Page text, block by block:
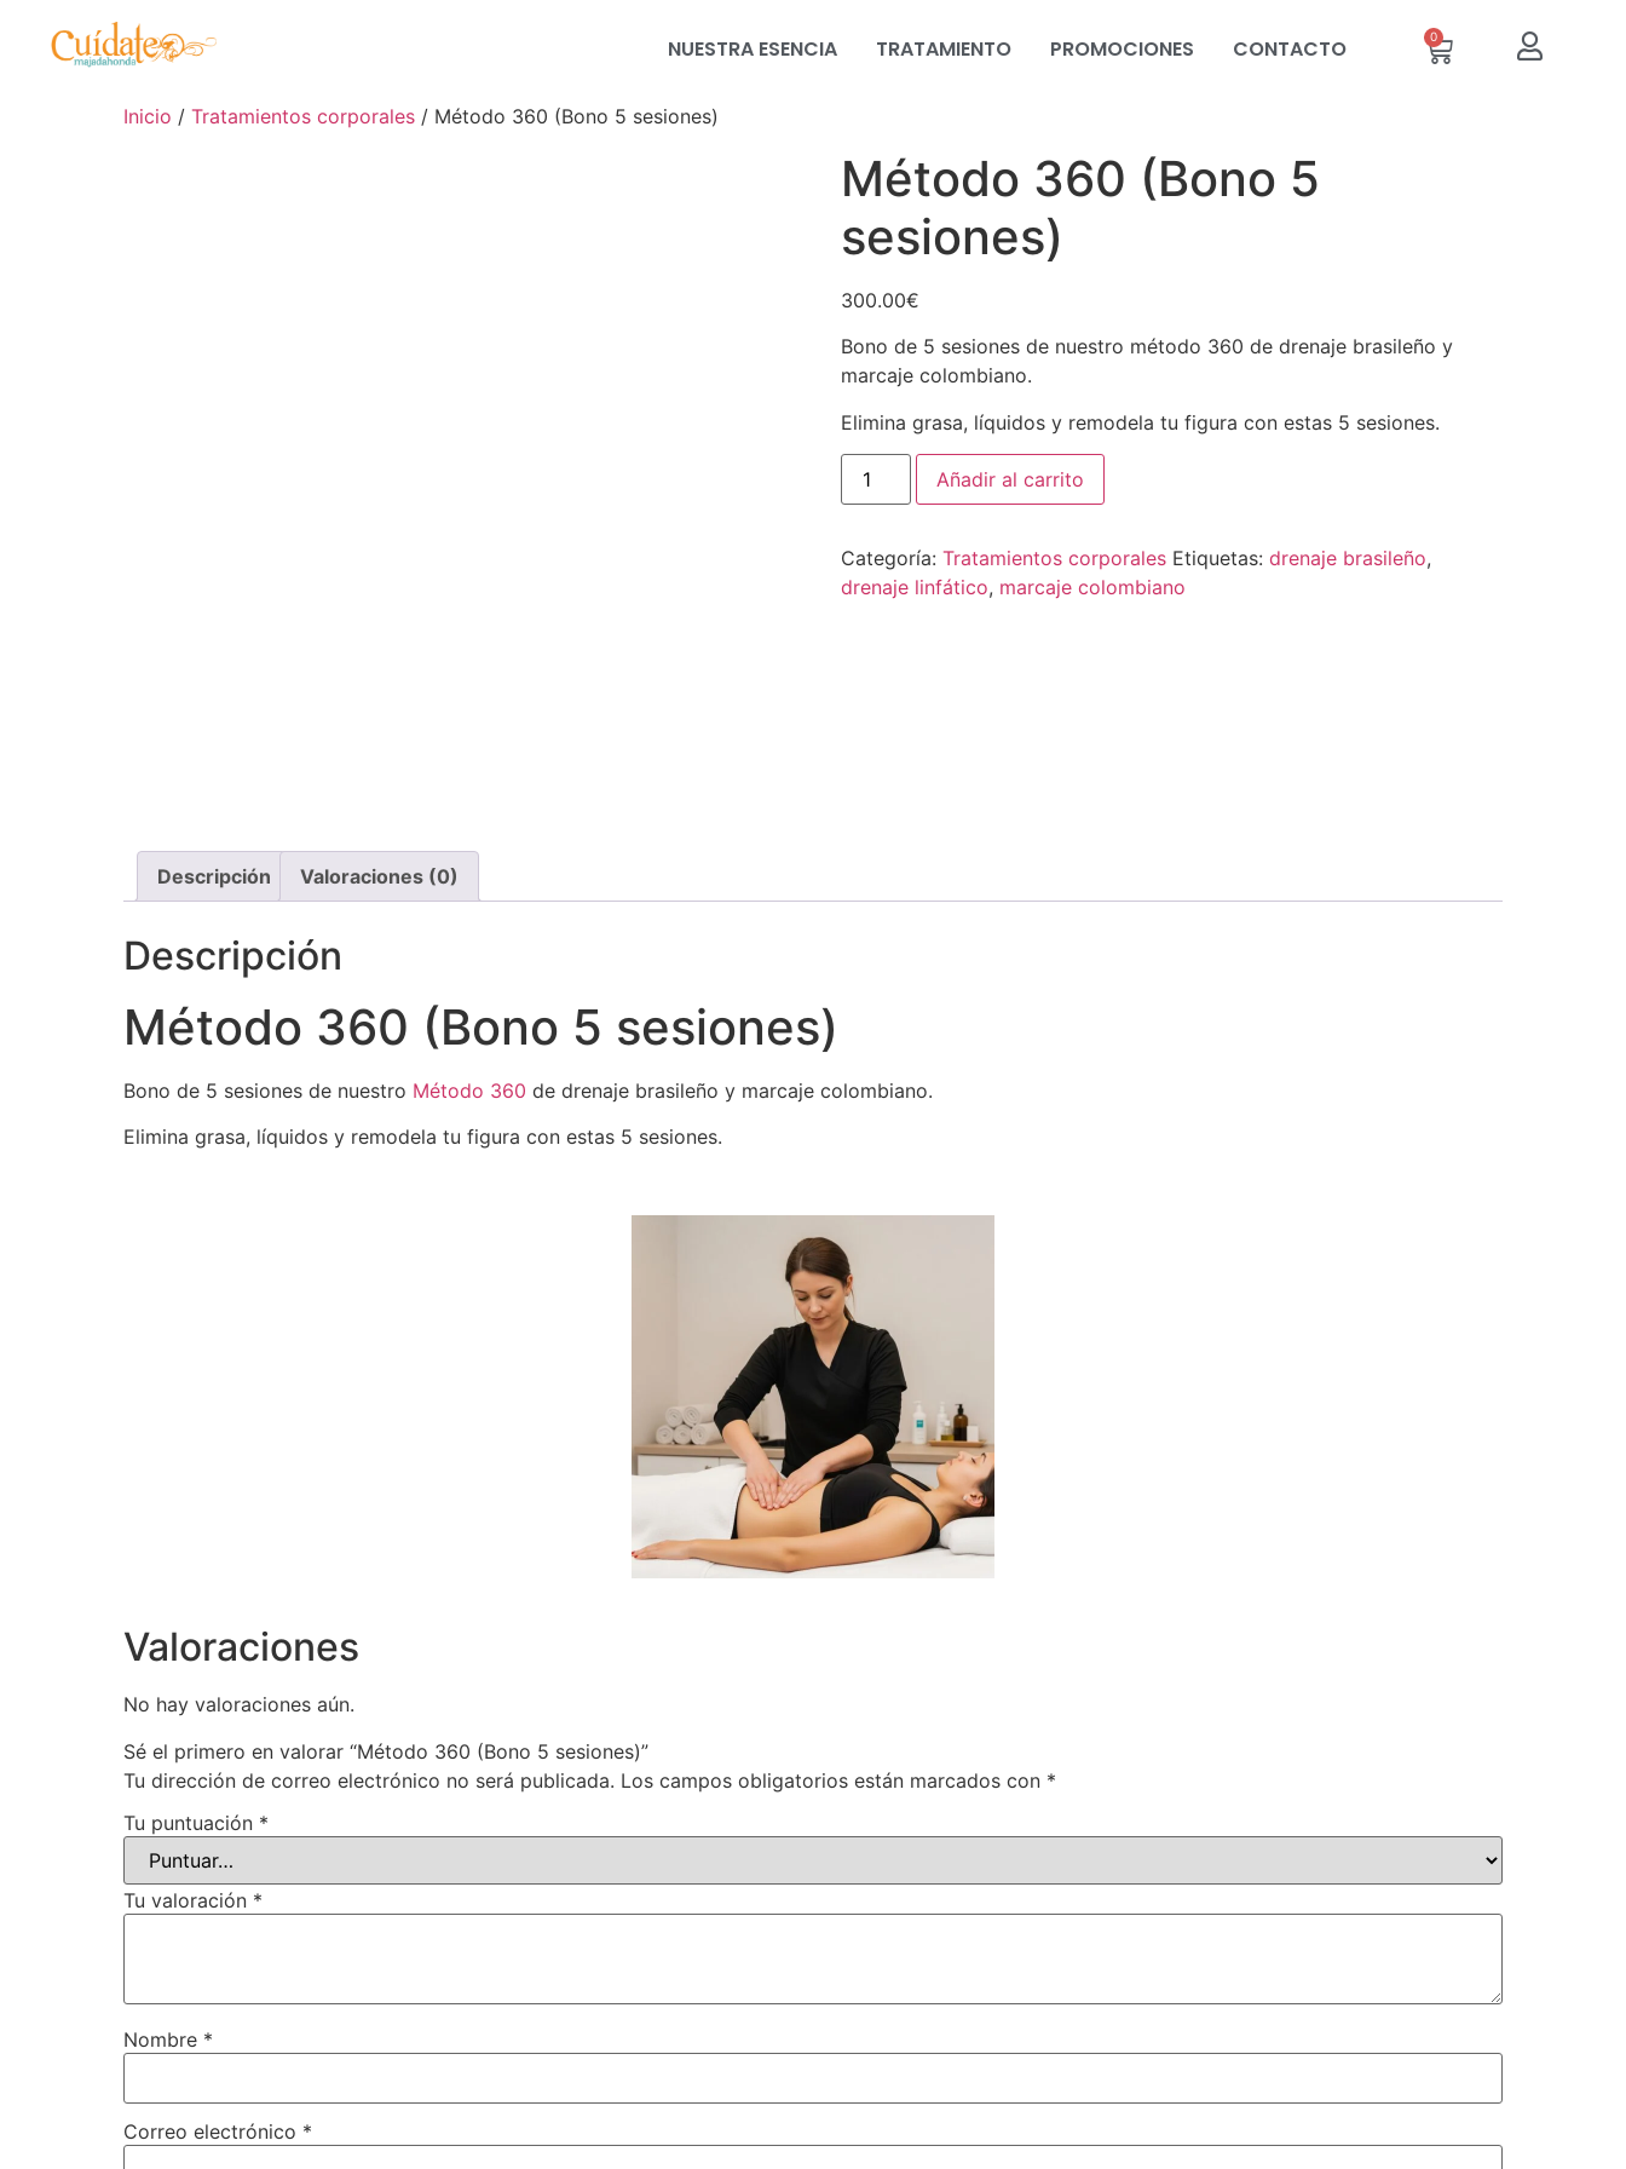
NUESTRA ESENCIA TRATAMIENTO PROMOCIONES CONTACTO 0
Inicio / Tratamientos corporales / Método 360 (Bono 5 sesiones)
Método 360 (Bono 5
sesiones)
300.00€
Bono de 5 sesiones de nuestro método 360 de drenaje brasileño y
marcaje colombiano.
Elimina grasa, líquidos y remodela tu figura con estas 5 sesiones.
Añadir al carrito
Categoría: Tratamientos corporales Etiquetas: drenaje brasileño,
drenaje linfático, marcaje colombiano
Descripción Valoraciones (0)
Descripción
Método 360 (Bono 5 sesiones)
Bono de 5 sesiones de nuestro Método 360 de drenaje brasileño y marcaje colombiano.
Elimina grasa, líquidos y remodela tu figura con estas 5 sesiones.
Valoraciones
No hay valoraciones aún.
Sé el primero en valorar “Método 360 (Bono 5 sesiones)”
Tu dirección de correo electrónico no será publicada. Los campos obligatorios están marcados con *
Tu puntuación *
Tu valoración *
Nombre *
Correo electrónico *